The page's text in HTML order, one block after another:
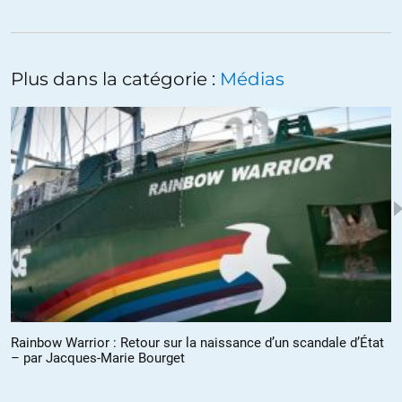
La capacité d’exposition n’est en rien comparable. Les médias
principaux sont tous anti Trump à part des quelques rares
exceptions. Votre anti Trumpisme primaire est à peine visible.
+31 ALERTER
Fabrice 02.11.2020 à 10h44
LibEgaFra, lisez un peu au lieu de me servir des exceptions
inconnues du grand public Français, autant je me fiche de
comment est géré la campagne aux USA autant je n’arrive pas à
recopiant à la lettre près l’attitude hystérique des médias
Plus dans la catégorie : Médias
Rainbow Warrior : Retour sur la naissance d’un scandale d’État
– par Jacques-Marie Bourget